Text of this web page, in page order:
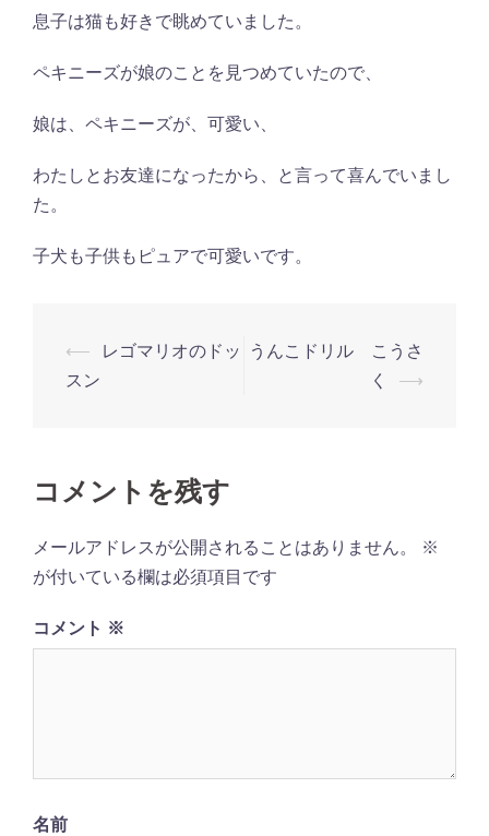
息子は猫も好きで眺めていました。
ペキニーズが娘のことを見つめていたので、
娘は、ペキニーズが、可愛い、
わたしとお友達になったから、と言って喜んでいまし
た。
子犬も子供もピュアで可愛いです。
投
稿
ゲ
ー
シ
ョ
ン
⟵
レゴマリオのドッ
スン
うんこドリル こうさ
く
⟶
コメントを残す
メールアドレスが公開されることはありません。
※
が付いている欄は必須項目です
コメント ※
名前